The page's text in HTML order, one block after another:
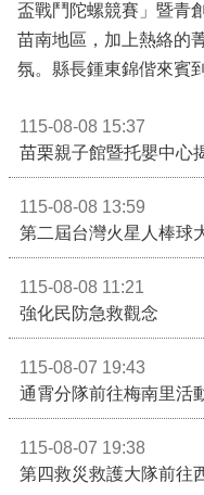
盃戰鬥陀螺競賽」暨青
苗南地區，加上熱絡的
115-08-08 15:37
115-08-08 13:59
115-08-08 11:21
強化民防急救觀念
115-08-07 19:43
通霄分隊前往梅南里活
115-08-07 19:38
第四救災救護大隊前往